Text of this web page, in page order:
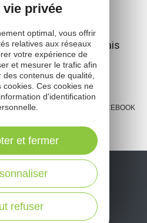
populaires de la
de l'exploration
aux 2 espalionnais
autonome.
MESSENGER FACEBOOK
vie privée
optimal, vous offrir
relatives aux réseaux
votre expérience de
et mesurer le trafic afin
contenus de qualité,
cookies. Ces cookies ne
d'identification
refuser
et fermer